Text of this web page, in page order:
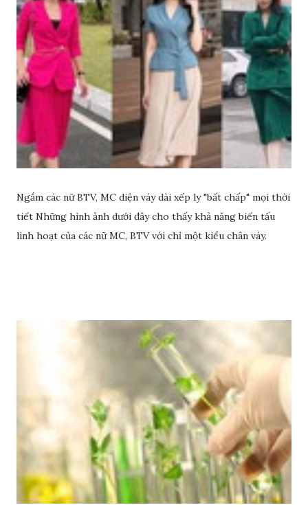
Ngắm các nữ BTV, MC diện váy dài xếp ly "bất chấp" mọi thời
tiết Những hình ảnh dưới đây cho thấy khả năng biến tấu
linh hoạt của các nữ MC, BTV với chỉ một kiểu chân váy.